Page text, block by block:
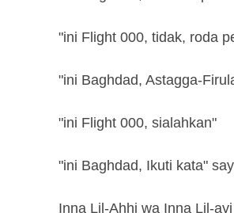
"ini Flight 000, tidak, roda
"ini Baghdad, Astagga-
"ini Flight 000, sialahkan"
"ini Baghdad, Ikuti kata"
Inna Lil-Ahhi wa Inna Lil-